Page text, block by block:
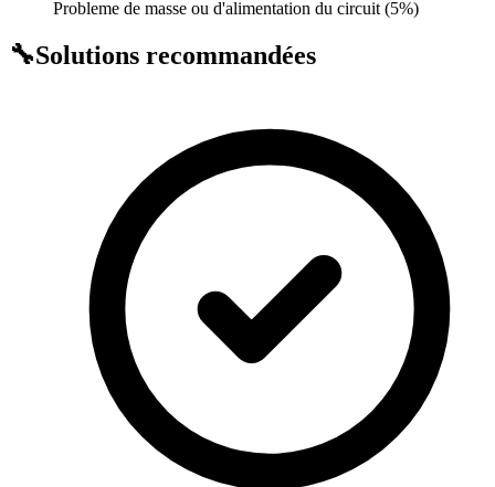
Probleme de masse ou d'alimentation du circuit (5%)
🔧Solutions recommandées